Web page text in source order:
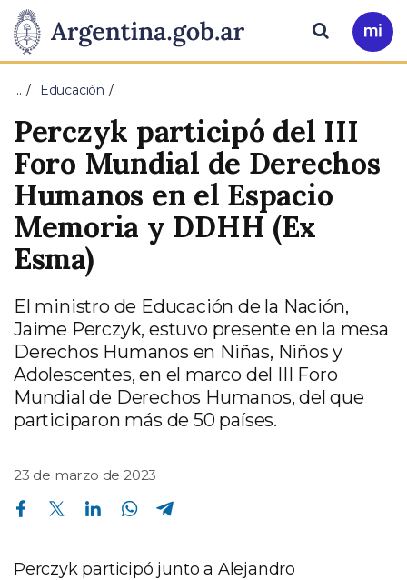
Presidencia
de
la
Nación
Pasar al contenido principal
Ir
a
Buscar
… Educación
Perczyk participó del III
Foro Mundial de Derechos
Humanos en el Espacio
Memoria y DDHH (Ex
Esma)
El ministro de Educación de la Nación,
Jaime Perczyk, estuvo presente en la mesa
Derechos Humanos en Niñas, Niños y
Adolescentes, en el marco del III Foro
Mundial de Derechos Humanos, del que
participaron más de 50 países.
23 de marzo de 2023
Compartir en Facebook Compartir en Twitter Compartir en Linkedin Compartir en Whatsapp
Perczyk participó junto a Alejandro